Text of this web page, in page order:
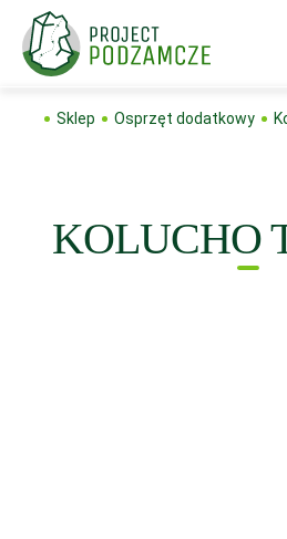
Sklep Osprzęt dodatkowy
KOLUCHO